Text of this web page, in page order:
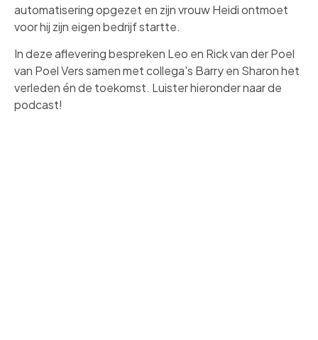
automatisering opgezet en zijn vrouw Heidi ontmoet
voor hij zijn eigen bedrijf startte.
In deze aflevering bespreken Leo en Rick van der Poel
van Poel Vers samen met collega's Barry en Sharon het
verleden én de toekomst. Luister hieronder naar de
podcast!